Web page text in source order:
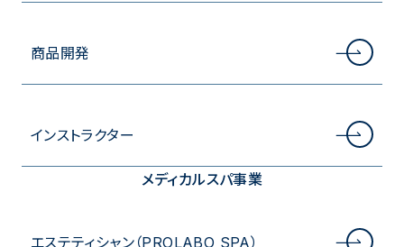
商品開発
インストラクター
メディカルスパ事業
エステティシャン（PROLABO SPA）